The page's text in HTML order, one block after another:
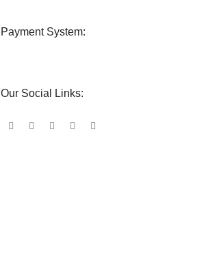
Payment System:
Our Social Links: